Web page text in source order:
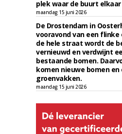
plek waar de buurt
maandag 15 juni 2026
De Drostendam in
vooravond van een flinke
de hele straat wordt de
vernieuwd en verdwijnt
bestaande bomen.
komen nieuwe bomen en
groenvakken.
maandag 15 juni 2026